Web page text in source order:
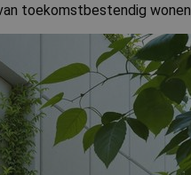
toekomstbestendig wonen.
van de locatie
inhoud te
Script.com-
te
Script.com is
van de
met de site
de toestemming